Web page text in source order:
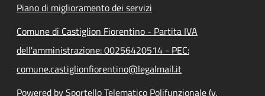
Piano di miglioramento dei servizi
Comune di Castiglion Fiorentino - Partita IVA
dell'amministrazione: 00256420514 - PEC:
comune.castiglionfiorentino@legalmail.it
Powered by Sportello Telematico Polifunzionale (v.